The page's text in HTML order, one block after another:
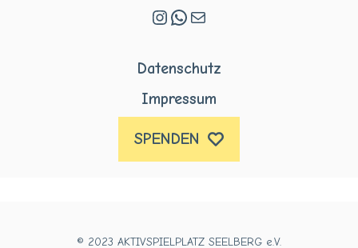
Instagram
WhatsApp
E-Mail
Datenschutz
Impressum
SPENDEN
© 2023 AKTIVSPIELPLATZ SEELBERG e.V.